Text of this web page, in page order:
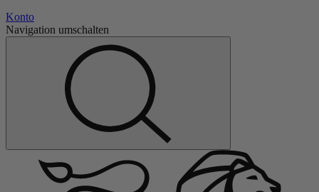
Konto
Navigation umschalten